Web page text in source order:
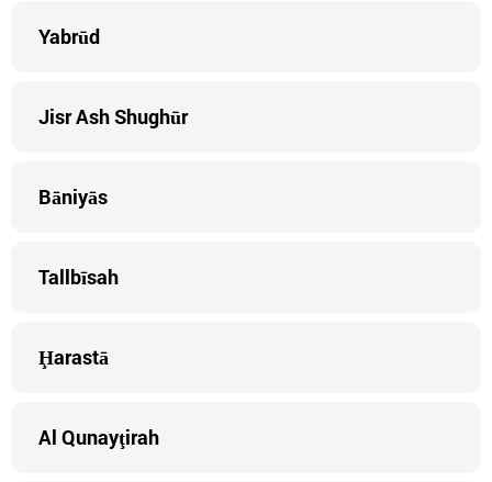
Yabrūd
Jisr Ash Shughūr
Bāniyās
Tallbīsah
Ḩarastā
Al Qunayţirah